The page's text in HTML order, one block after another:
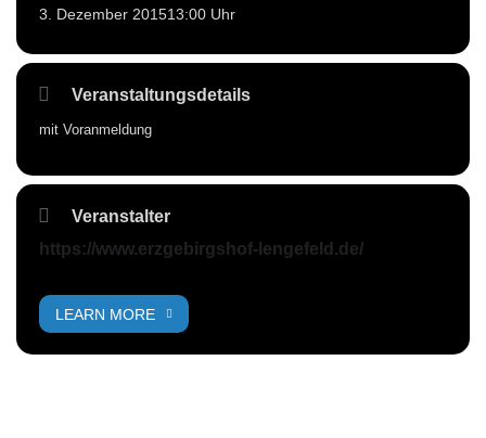
3. Dezember 201513:00 Uhr
Veranstaltungsdetails
mit Voranmeldung
Veranstalter
https://www.erzgebirgshof-lengefeld.de/
LEARN MORE